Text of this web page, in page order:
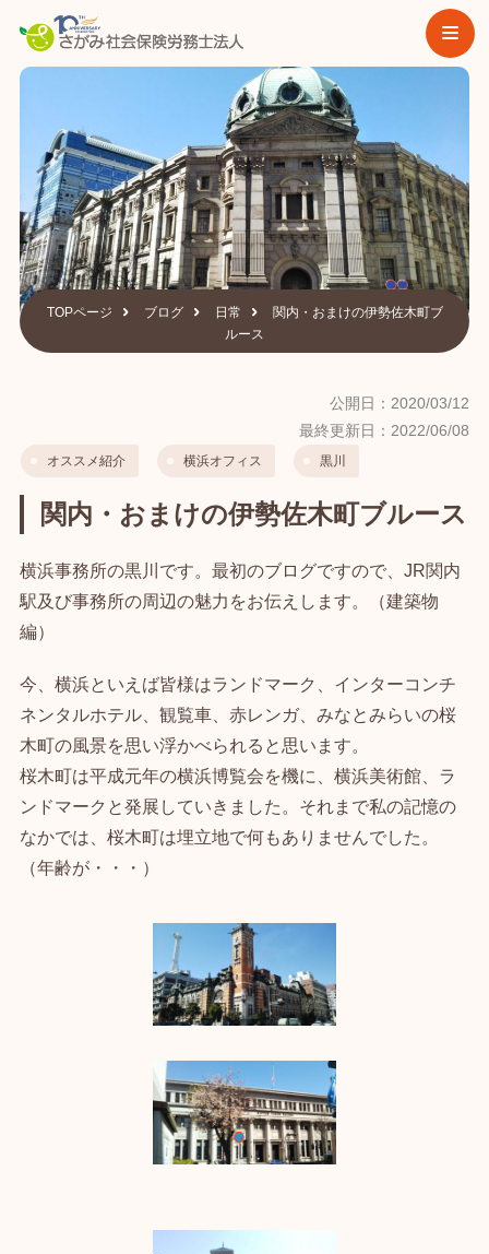
TOPページ ブログ 日常
関内・おまけの伊勢佐木町ブ
ルース
公開日：2020/03/12
最終更新日：2022/06/08
オススメ紹介 横浜オフィス 黒川
関内・おまけの伊勢佐木町ブルース
横浜事務所の黒川です。最初のブログですので、JR関内
駅及び事務所の周辺の魅力をお伝えします。（建築物
編）
今、横浜といえば皆様はランドマーク、インターコンチ
ネンタルホテル、観覧車、赤レンガ、みなとみらいの桜
木町の風景を思い浮かべられると思います。
桜木町は平成元年の横浜博覧会を機に、横浜美術館、ラ
ンドマークと発展していきました。それまで私の記憶の
なかでは、桜木町は埋立地で何もありませんでした。
（年齢が・・・）